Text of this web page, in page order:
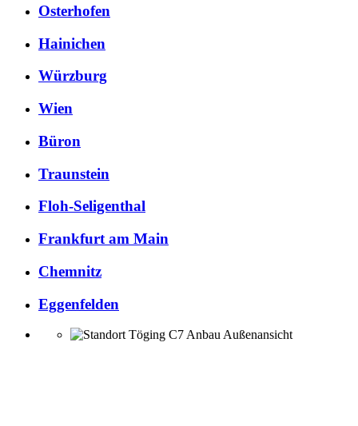
Osterhofen
Hainichen
Würzburg
Wien
Büron
Traunstein
Floh-Seligenthal
Frankfurt am Main
Chemnitz
Eggenfelden